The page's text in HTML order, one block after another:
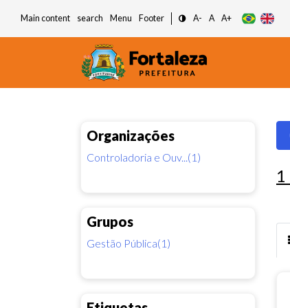
Main content search Menu Footer A- A A+
Organizações
Controladoria e Ouv...(1)
Grupos
Gestão Pública(1)
1